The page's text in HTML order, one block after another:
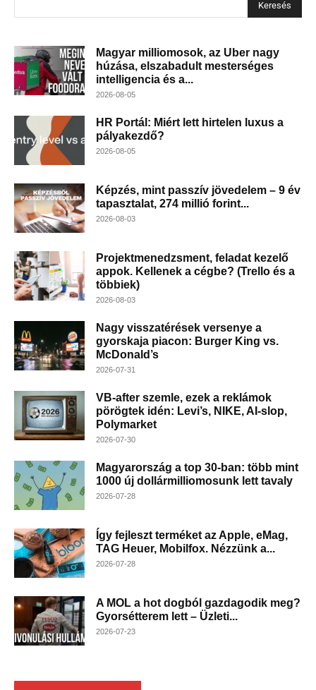
Keresés
Magyar milliomosok, az Uber nagy
húzása, elszabadult mesterséges
intelligencia és a...
2026-08-05
HR Portál: Miért lett hirtelen luxus a
pályakezdő?
2026-08-05
Képzés, mint passzív jövedelem – 9 év
tapasztalat, 274 millió forint...
2026-08-03
Projektmenedzsment, feladat kezelő
appok. Kellenek a cégbe? (Trello és a
többiek)
2026-08-03
Nagy visszatérések versenye a
gyorskaja piacon: Burger King vs.
McDonald’s
2026-07-31
VB-after szemle, ezek a reklámok
pörögtek idén: Levi’s, NIKE, AI-slop,
Polymarket
2026-07-30
Magyarország a top 30-ban: több mint
1000 új dollármilliomosunk lett tavaly
2026-07-28
Így fejleszt terméket az Apple, eMag,
TAG Heuer, Mobilfox. Nézzünk a...
2026-07-28
A MOL a hot dogból gazdagodik meg?
Gyorsétterem lett – Üzleti...
2026-07-23